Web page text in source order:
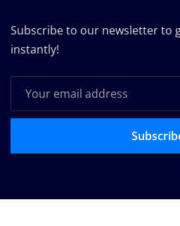
Subscribe to our newsletter to
instantly!